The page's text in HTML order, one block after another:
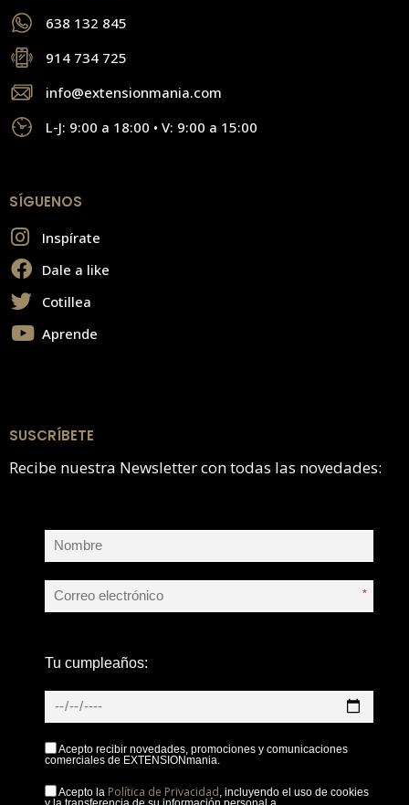
638 132 845
914 734 725
info@extensionmania.com
L-J: 9:00 a 18:00 • V: 9:00 a 15:00
SÍGUENOS
Inspírate
Dale a like
Cotillea
Aprende
SUSCRÍBETE
Recibe nuestra Newsletter con todas las novedades:
*
Tu cumpleaños:
Acepto recibir novedades, promociones y comunicaciones
comerciales de EXTENSIONmania.
Acepto la Política de Privacidad , incluyendo el uso de cookies